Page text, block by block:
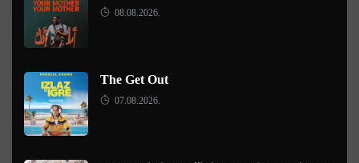
08.08.2026.
The Get Out
07.08.2026.